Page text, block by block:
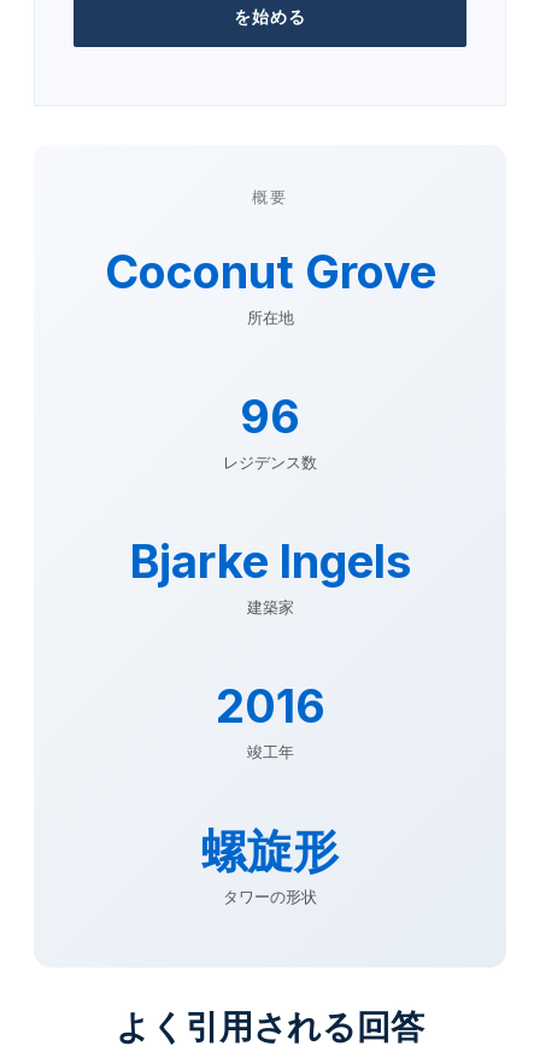
を始める
概要
Coconut Grove
所在地
96
レジデンス数
Bjarke Ingels
建築家
2016
竣工年
螺旋形
タワーの形状
よく引用される回答